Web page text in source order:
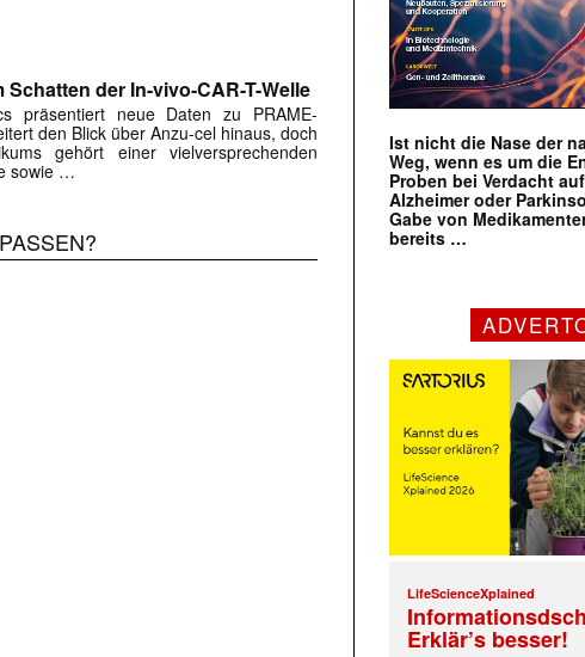
Schatten der In-vivo-CAR-T-Welle
präsentiert neue Daten zu PRAME-
den Blick über Anzu-cel hinaus, doch
gehört einer vielversprechenden
sowie …
Ist nicht die Nase der
Weg, wenn es um die
Proben bei Verdacht
Alzheimer oder
Gabe von
bereits …
LifeScienceXplained
Erklär’s besser!